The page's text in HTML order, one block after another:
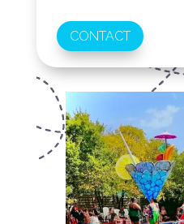
CONTACT